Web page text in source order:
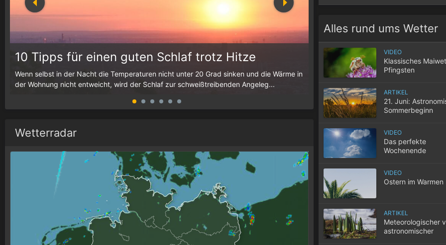
10 Tipps für einen guten Schlaf trotz Hitze
Wenn selbst in der Nacht die Temperaturen nicht unter 20 Grad sinken und die Wärme in
der Wohnung nicht entweicht, wird der Schlaf zur schweißtreibenden Angeleg...
Die Schafskälte
Der Juni ist meist durch sommerliche
Wetterradar
Alles rund ums Wetter
VIDEO
Klassisches
Pfingsten
ARTIKEL
21. Juni:
Sommerbeginn
VIDEO
Das perfekte
Wochenende
VIDEO
Ostern im Warmen
ARTIKEL
Meteorologischer
astronomischer